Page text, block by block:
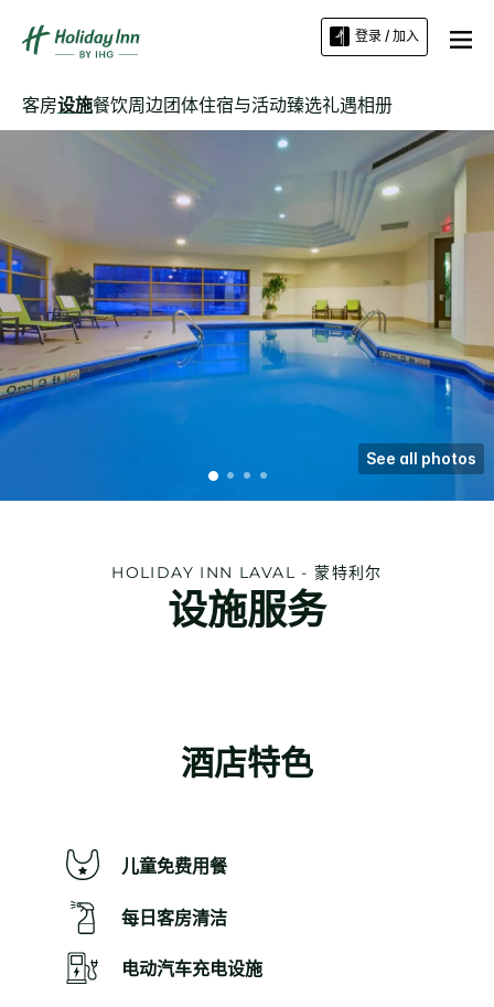
登录 / 加入
客房设施餐饮周边团体住宿与活动臻选礼遇相册
See all photos
HOLIDAY INN LAVAL - 蒙特利尔
设施服务
酒店特色
儿童免费用餐
每日客房清洁
电动汽车充电设施